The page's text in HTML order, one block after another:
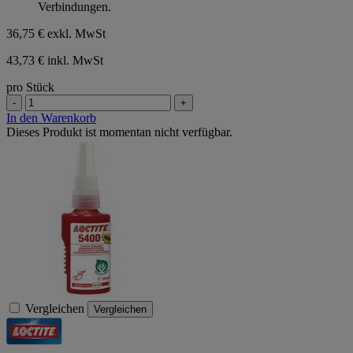
Verbindungen.
36,75 € exkl. MwSt
43,73 € inkl. MwSt
pro Stück
- +
In den Warenkorb
Dieses Produkt ist momentan nicht verfügbar.
Vergleichen Vergleichen